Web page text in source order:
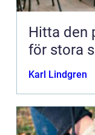
Hitta den
för stora
Karl Lindgren